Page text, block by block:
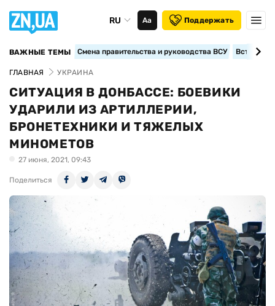
RU Аа Поддержать
ВАЖНЫЕ ТЕМЫ Смена правительства и руководства ВСУ
ГЛАВНАЯ УКРАИНА
СИТУАЦИЯ В ДОНБАССЕ: БОЕВИКИ
УДАРИЛИ ИЗ АРТИЛЛЕРИИ,
БРОНЕТЕХНИКИ И ТЯЖЕЛЫХ
МИНОМЕТОВ
27 июня, 2021, 09:43
Поделиться